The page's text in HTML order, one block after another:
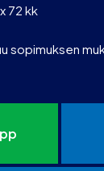
72 kk
sopimuksen